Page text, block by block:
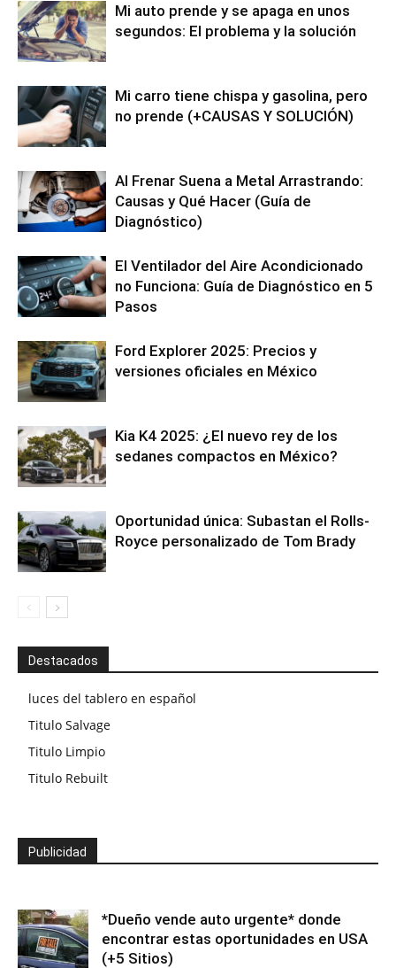
Mi auto prende y se apaga en unos
segundos: El problema y la solución
Mi carro tiene chispa y gasolina, pero
no prende (+CAUSAS Y SOLUCIÓN)
Al Frenar Suena a Metal Arrastrando:
Causas y Qué Hacer (Guía de
Diagnóstico)
El Ventilador del Aire Acondicionado
no Funciona: Guía de Diagnóstico en 5
Pasos
Ford Explorer 2025: Precios y
versiones oficiales en México
Kia K4 2025: ¿El nuevo rey de los
sedanes compactos en México?
Oportunidad única: Subastan el Rolls-
Royce personalizado de Tom Brady
Destacados
luces del tablero en español
Titulo Salvage
Titulo Limpio
Titulo Rebuilt
Publicidad
*Dueño vende auto urgente* donde
encontrar estas oportunidades en USA
(+5 Sitios)